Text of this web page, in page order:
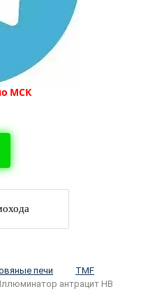
МСК
печи
TMF
антрацит НВ